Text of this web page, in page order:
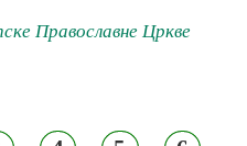
Православне Цркве